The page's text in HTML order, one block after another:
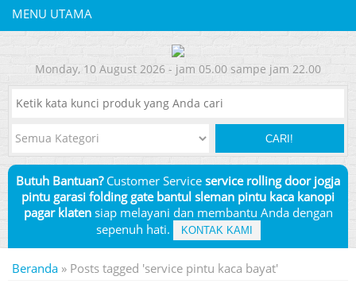
MENU UTAMA
Monday, 10 August 2026 - jam 05.00 sampe jam 22.00
CARI!
Butuh Bantuan?Customer Service service rolling door jogja
pintu garasi folding gate bantul sleman pintu kaca kanopi
pagar klaten siap melayani dan membantu Anda dengan
sepenuh hati.
KONTAK KAMI
Beranda » Posts tagged 'service pintu kaca bayat'